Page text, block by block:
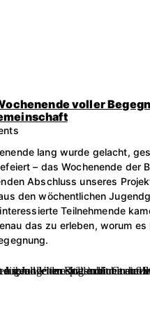
voller
lang wurde gelacht,
– das Wochenende der
Abschluss unseres
den wöchentlichen
Teilnehmende
das zu erleben, worum es